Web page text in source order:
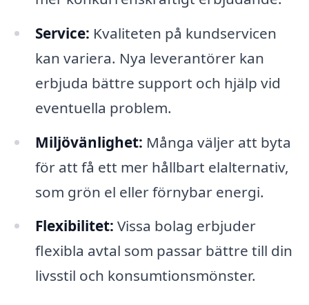
Service: Kvaliteten på kundservicen
kan variera. Nya leverantörer kan
erbjuda bättre support och hjälp vid
eventuella problem.
Miljövänlighet: Många väljer att byta
för att få ett mer hållbart elalternativ,
som grön el eller förnybar energi.
Flexibilitet: Vissa bolag erbjuder
flexibla avtal som passar bättre till din
livsstil och konsumtionsmönster.